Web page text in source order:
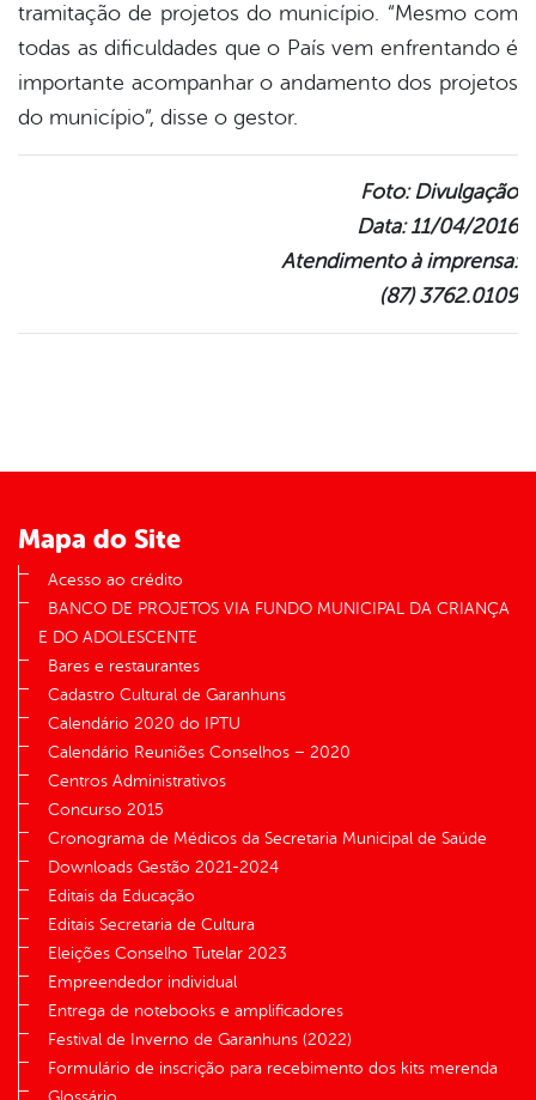
tramitação de projetos do município. “Mesmo com
todas as dificuldades que o País vem enfrentando é
importante acompanhar o andamento dos projetos
do município”, disse o gestor.
Foto: Divulgação
Data: 11/04/2016
Atendimento à imprensa:
(87) 3762.0109
Mapa do Site
Acesso ao crédito
BANCO DE PROJETOS VIA FUNDO MUNICIPAL DA CRIANÇA
E DO ADOLESCENTE
Bares e restaurantes
Cadastro Cultural de Garanhuns
Calendário 2020 do IPTU
Calendário Reuniões Conselhos – 2020
Centros Administrativos
Concurso 2015
Cronograma de Médicos da Secretaria Municipal de Saúde
Downloads Gestão 2021-2024
Editais da Educação
Editais Secretaria de Cultura
Eleições Conselho Tutelar 2023
Empreendedor individual
Entrega de notebooks e amplificadores
Festival de Inverno de Garanhuns (2022)
Formulário de inscrição para recebimento dos kits merenda